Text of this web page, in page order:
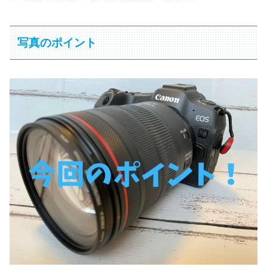
写真のポイント